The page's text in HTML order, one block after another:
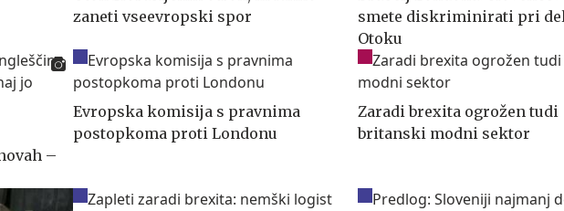
zaneti vseevropski spor
smete diskriminirati pri
Otoku
–
Evropska komisija s pravnima
postopkoma proti Londonu
Zaradi brexita ogrožen tudi
britanski modni sektor